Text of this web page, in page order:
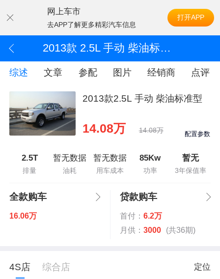
网上车市
去APP了解更多精彩汽车信息
打开APP
2013款 2.5L 手动 柴油标准型
综述 文章 参配 图片 经销商 点评
2013款2.5L 手动 柴油标准型
14.08万 14.08万 配置参数
2.5T
排量
暂无数据
油耗
暂无数据
用车成本
85Kw
功率
暂无
3年保值率
全款购车
16.06万
贷款购车
首付： 6.2万
月供： 3000 (共36期)
4S店 综合店 定位